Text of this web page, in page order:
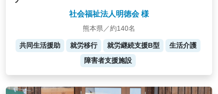
社会福祉法人明徳会 様
熊本県／約140名
共同生活援助 就労移行 就労継続支援B型
生活介護
障害者支援施設